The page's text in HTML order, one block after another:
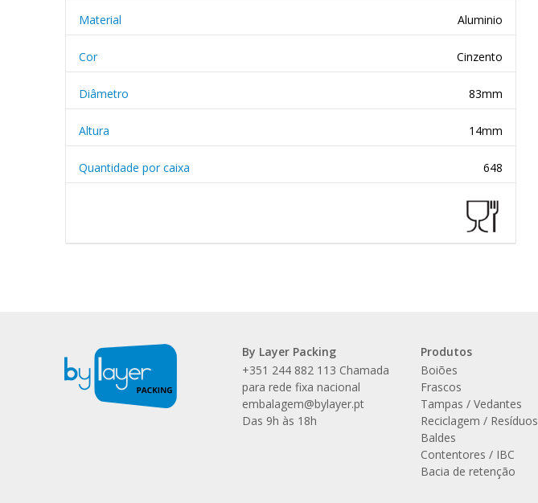
Material Aluminio
Cor Cinzento
Diâmetro 83mm
Altura 14mm
Quantidade por caixa 648
By Layer Packing
+351 244 882 113 Chamada
para rede fixa nacional
embalagem@bylayer.pt
Das 9h às 18h
Produtos
Boiões
Frascos
Tampas / Vedantes
Reciclagem / Resíduos
Baldes
Contentores / IBC
Bacia de retenção